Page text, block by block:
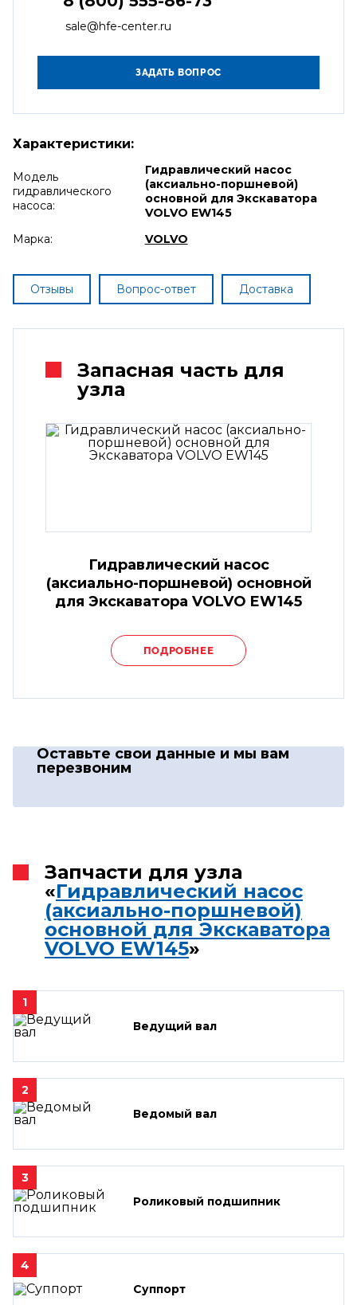
sale@hfe-center.ru
Характеристики:
Модель
гидравлического
насоса:
Гидравлический насос
(аксиально-поршневой)
основной для Экскаватора
VOLVO EW145
Марка:
VOLVO
Отзывы Вопрос-ответ Доставка
Запасная часть для
узла
Гидравлический насос
(аксиально-поршневой) основной
для Экскаватора VOLVO EW145
ПОДРОБНЕЕ
Оставьте свои данные и мы вам
перезвоним
Запчасти для узла
«Гидравлический насос
(аксиально-поршневой)
основной для Экскаватора
VOLVO EW145»
1
Ведущий вал
2
Ведомый вал
3
Роликовый подшипник
4
Суппорт